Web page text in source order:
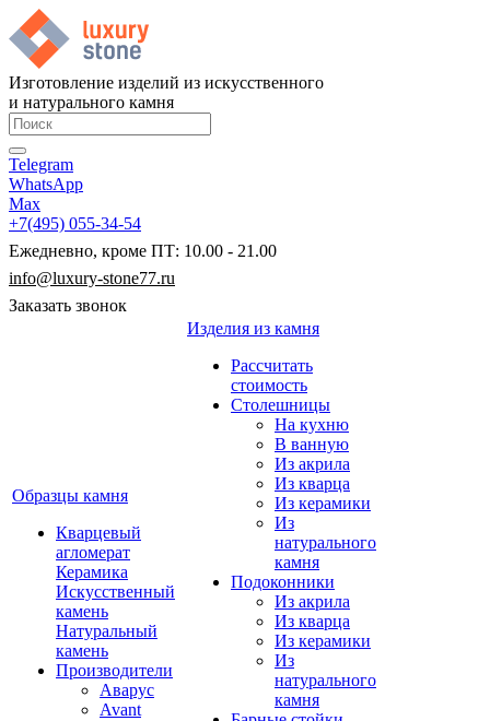
Изготовление изделий из искусственного
и натурального камня
Telegram
WhatsApp
Max
+7(495) 055-34-54
Ежедневно, кроме ПТ: 10.00 - 21.00
info@luxury-stone77.ru
Заказать звонок
Образцы камня
Кварцевый
агломерат
Керамика
Искусственный
камень
Натуральный
камень
Производители
Аварус
Avant
Изделия из камня
Рассчитать
стоимость
Столешницы
На кухню
В ванную
Из акрила
Из кварца
Из керамики
Из
натурального
камня
Подоконники
Из акрила
Из кварца
Из керамики
Из
натурального
камня